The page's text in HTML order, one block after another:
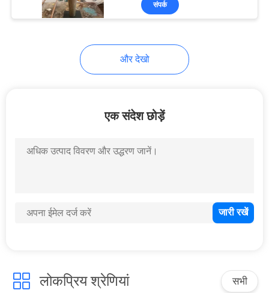
संपर्क
और देखो
एक संदेश छोड़ें
लोकप्रिय श्रेणियां सभी